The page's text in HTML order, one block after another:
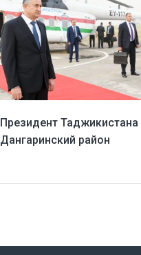
Президент Таджикистана
Дангаринский район